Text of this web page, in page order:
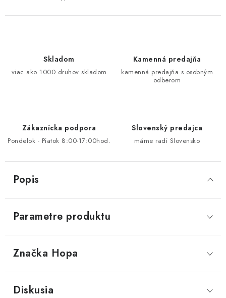
Skladom
viac ako 1000 druhov skladom
Kamenná predajňa
kamenná predajňa s osobným
odberom
Zákaznícka podpora
Pondelok - Piatok 8:00-17:00hod.
Slovenský predajca
máme radi Slovensko
Popis
Parametre produktu
Značka Hopa
Diskusia